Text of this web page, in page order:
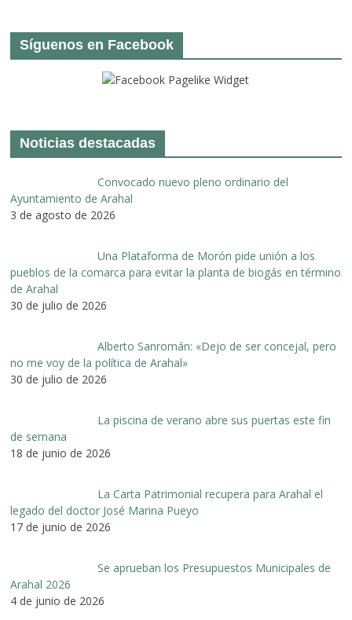
Síguenos en Facebook
Noticias destacadas
Convocado nuevo pleno ordinario del
Ayuntamiento de Arahal
3 de agosto de 2026
Una Plataforma de Morón pide unión a los
pueblos de la comarca para evitar la planta de biogás en término
de Arahal
30 de julio de 2026
Alberto Sanromán: «Dejo de ser concejal, pero
no me voy de la política de Arahal»
30 de julio de 2026
La piscina de verano abre sus puertas este fin
de semana
18 de junio de 2026
La Carta Patrimonial recupera para Arahal el
legado del doctor José Marina Pueyo
17 de junio de 2026
Se aprueban los Presupuestos Municipales de
Arahal 2026
4 de junio de 2026